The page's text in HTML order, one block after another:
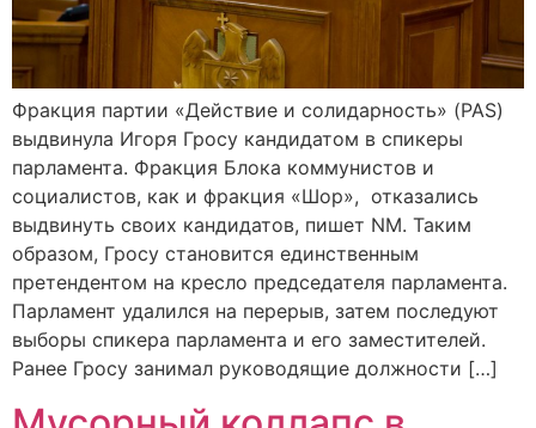
Фракция партии «Действие и солидарность» (PAS)
выдвинула Игоря Гросу кандидатом в спикеры
парламента. Фракция Блока коммунистов и
социалистов, как и фракция «Шор», отказались
выдвинуть своих кандидатов, пишет NM. Таким
образом, Гросу становится единственным
претендентом на кресло председателя парламента.
Парламент удалился на перерыв, затем последуют
выборы спикера парламента и его заместителей.
Ранее Гросу занимал руководящие должности […]